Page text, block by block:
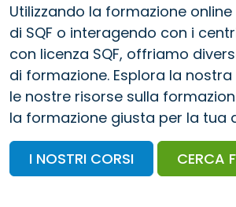
Utilizzando la formazione
di SQF o interagendo con i
con licenza SQF, offriamo
di formazione. Esplora la
le nostre risorse sulla
la formazione giusta per la tua
I NOSTRI CORSI CERCA